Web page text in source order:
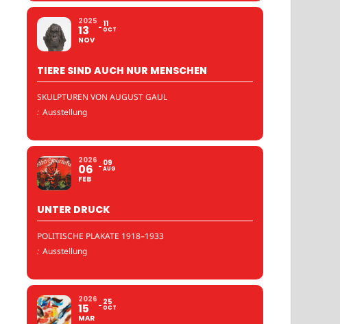
2025
13
NOV
11
OCT
TIERE SIND AUCH NUR MENSCHEN
SKULPTUREN VON AUGUST GAUL
: Ausstellung
2026
06
FEB
09
AUG
UNTER DRUCK
POLITISCHE PLAKATE 1918–1933
: Ausstellung
2026
15
MAR
25
OCT